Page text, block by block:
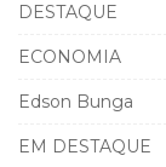
DESTAQUE
ECONOMIA
Edson Bunga
EM DESTAQUE